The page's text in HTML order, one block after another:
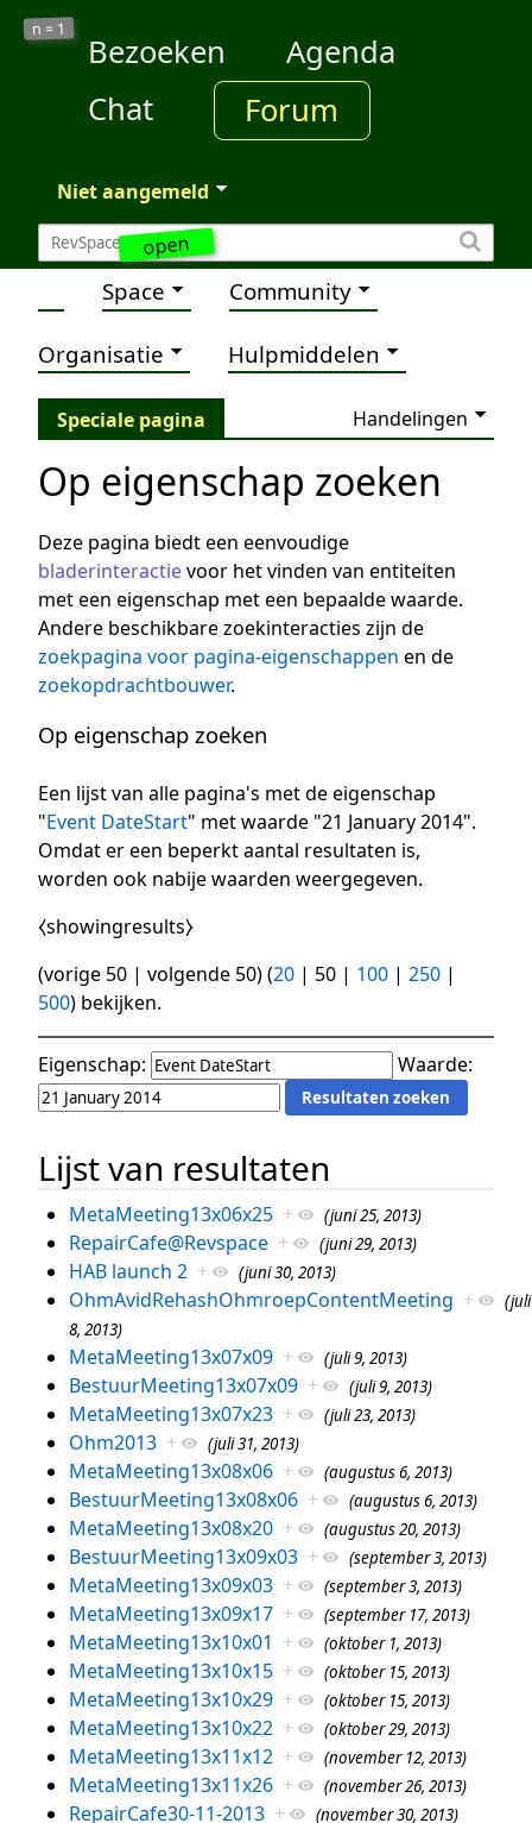
open
n = 1
Bezoeken
Agenda
Chat
Forum
Niet aangemeld
Space Community
Organisatie Hulpmiddelen
Speciale pagina Handelingen
Op eigenschap zoeken
Deze pagina biedt een eenvoudige
bladerinteractievoor het vinden van entiteiten
met een eigenschap met een bepaalde waarde.
Andere beschikbare zoekinteracties zijn de
zoekpagina voor pagina-eigenschappen en de
zoekopdrachtbouwer.
Op eigenschap zoeken
Een lijst van alle pagina's met de eigenschap
"Event DateStart" met waarde "21 January 2014".
Omdat er een beperkt aantal resultaten is,
worden ook nabije waarden weergegeven.
⧼showingresults⧽
(vorige 50 | volgende 50) (20 | 50 | 100 | 250 |
500) bekijken.
Eigenschap: Waarde:
Lijst van resultaten
MetaMeeting13x06x25 + (juni 25, 2013)
RepairCafe@Revspace + (juni 29, 2013)
HAB launch 2 + (juni 30, 2013)
OhmAvidRehashOhmroepContentMeeting +
(juli
8, 2013)
MetaMeeting13x07x09 + (juli 9, 2013)
BestuurMeeting13x07x09 + (juli 9, 2013)
MetaMeeting13x07x23 + (juli 23, 2013)
Ohm2013 + (juli 31, 2013)
MetaMeeting13x08x06 + (augustus 6, 2013)
BestuurMeeting13x08x06 + (augustus 6, 2013)
MetaMeeting13x08x20 + (augustus 20, 2013)
BestuurMeeting13x09x03 + (september 3, 2013)
MetaMeeting13x09x03 + (september 3, 2013)
MetaMeeting13x09x17 + (september 17, 2013)
MetaMeeting13x10x01 + (oktober 1, 2013)
MetaMeeting13x10x15 + (oktober 15, 2013)
MetaMeeting13x10x29 + (oktober 15, 2013)
MetaMeeting13x10x22 + (oktober 29, 2013)
MetaMeeting13x11x12 + (november 12, 2013)
MetaMeeting13x11x26 + (november 26, 2013)
RepairCafe30-11-2013 + (november 30, 2013)